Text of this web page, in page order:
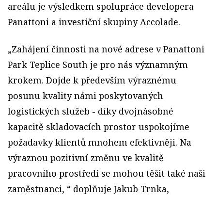
areálu je výsledkem spolupráce developera
Panattoni a investiční skupiny Accolade.
„Zahájení činnosti na nové adrese v Panattoni
Park Teplice South je pro nás významným
krokem. Dojde k především výraznému
posunu kvality námi poskytovaných
logistických služeb - díky dvojnásobné
kapacitě skladovacích prostor uspokojíme
požadavky klientů mnohem efektivněji. Na
výraznou pozitivní změnu ve kvalitě
pracovního prostředí se mohou těšit také naši
zaměstnanci, “ doplňuje Jakub Trnka,